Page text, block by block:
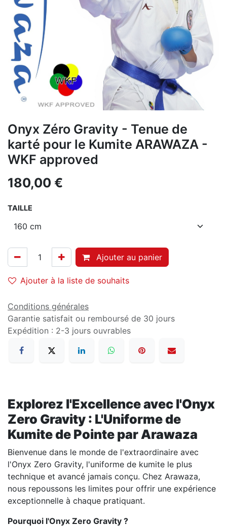
Onyx Zéro Gravity - Tenue de
karté pour le Kumite ARAWAZA -
WKF approved
180,00 €
TAILLE
Ajouter au panier
Ajouter à la liste de souhaits
Conditions générales
Garantie satisfait ou remboursé de 30 jours
Expédition : 2-3 jours ouvrables
Explorez l'Excellence avec l'Onyx
Zero Gravity : L'Uniforme de
Kumite de Pointe par Arawaza
Bienvenue dans le monde de l'extraordinaire avec
l'Onyx Zero Gravity, l'uniforme de kumite le plus
technique et avancé jamais conçu. Chez Arawaza,
nous repoussons les limites pour offrir une expérience
exceptionnelle à chaque pratiquant.
Pourquoi l'Onyx Zero Gravity ?